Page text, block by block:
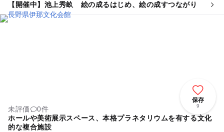
【開催中】池上秀畝 絵の成るはじめ、絵の成すつながり
保存
9
未評価
0件
ホールや美術展示スペース、本格プラネタリウムを有する文化
的な複合施設